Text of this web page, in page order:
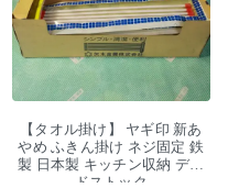
【タオル掛け】 ヤギ印 新あ
やめ ふきん掛け ネジ固定 鉄
製 日本製 キッチン収納 デッ
ドストック